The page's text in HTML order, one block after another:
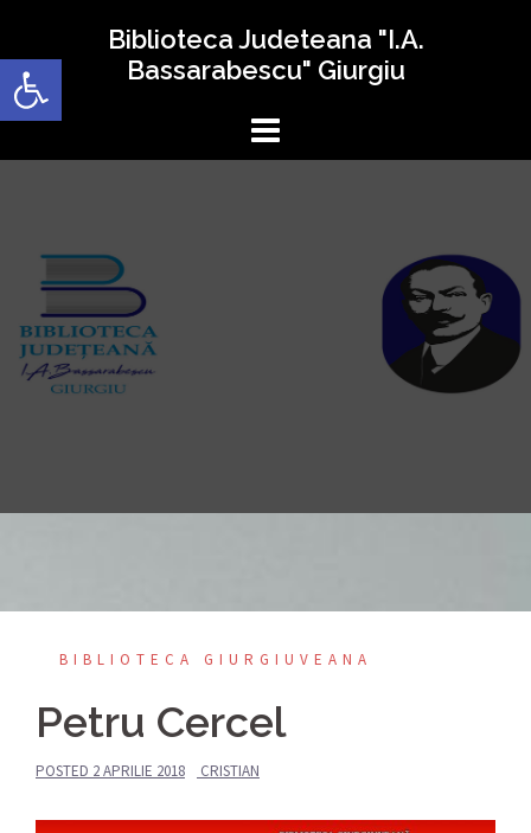
Deschide bara de unelte
conținut
Biblioteca Judeteana "I.A.
Bassarabescu" Giurgiu
BIBLIOTECA GIURGIUVEANA
Petru Cercel
POSTED 2 APRILIE 2018 CRISTIAN